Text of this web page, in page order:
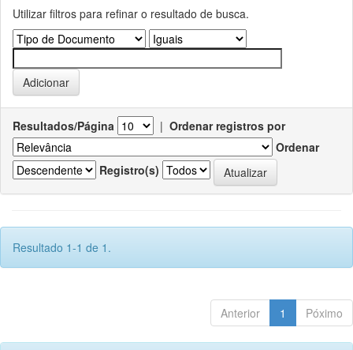
Utilizar filtros para refinar o resultado de busca.
Resultados/Página | Ordenar registros por
Ordenar
Registro(s)
Resultado 1-1 de 1.
Anterior 1 Póximo